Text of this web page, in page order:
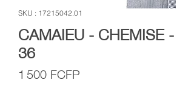
SKU : 17215042.01
CAMAIEU - CHEMISE -
36
1 500 FCFP